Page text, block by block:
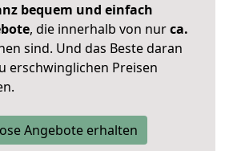
bequem und einfach
, die innerhalb von nurca.
sind. Und das Beste daran
erschwinglichen Preisen
Angebote erhalten